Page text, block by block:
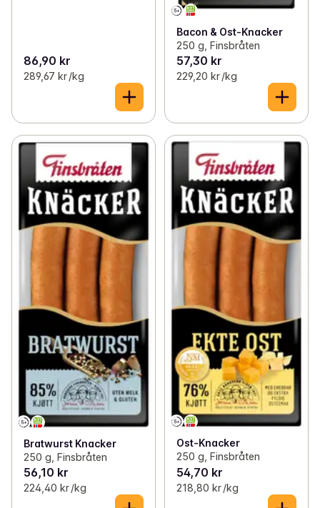
86,90 kr
289,67 kr /kg
Bacon & Ost-Knacker
250 g, Finsbråten
57,30 kr
229,20 kr /kg
Bratwurst Knacker
250 g, Finsbråten
56,10 kr
224,40 kr /kg
Ost-Knacker
250 g, Finsbråten
54,70 kr
218,80 kr /kg